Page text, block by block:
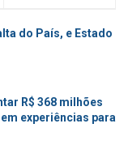
do País, e Estado
R$ 368 milhões
experiências para